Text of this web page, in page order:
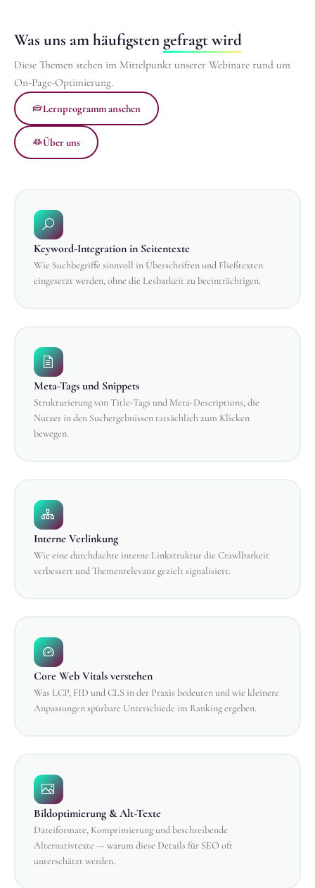
Was uns am häufigsten gefragt wird
Diese Themen stehen im Mittelpunkt unserer Webinare rund um
On-Page-Optimierung.
Lernprogramm ansehen
Über uns
Keyword-Integration in Seitentexte
Wie Suchbegriffe sinnvoll in Überschriften und Fließtexten
eingesetzt werden, ohne die Lesbarkeit zu beeinträchtigen.
Meta-Tags und Snippets
Strukturierung von Title-Tags und Meta-Descriptions, die
Nutzer in den Suchergebnissen tatsächlich zum Klicken
bewegen.
Interne Verlinkung
Wie eine durchdachte interne Linkstruktur die Crawlbarkeit
verbessert und Themenrelevanz gezielt signalisiert.
Core Web Vitals verstehen
Was LCP, FID und CLS in der Praxis bedeuten und wie kleinere
Anpassungen spürbare Unterschiede im Ranking ergeben.
Bildoptimierung & Alt-Texte
Dateiformate, Komprimierung und beschreibende
Alternativtexte — warum diese Details für SEO oft
unterschätzt werden.